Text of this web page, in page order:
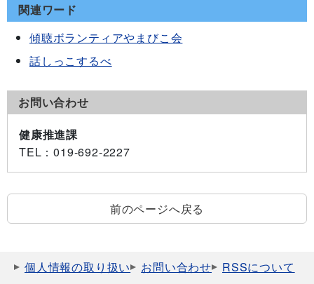
関連ワード
傾聴ボランティアやまびこ会
話しっこするべ
お問い合わせ
健康推進課
TEL ：019-692-2227
前のページへ戻る
個人情報の取り扱い お問い合わせ RSSについて